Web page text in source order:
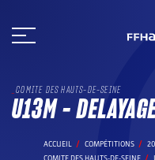
au
COMITE DES HAUTS-DE-SEINE
U13M -
ACCUEIL COMPÉTITIONS